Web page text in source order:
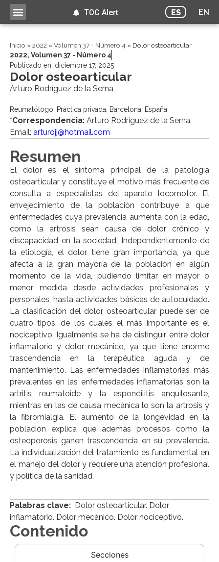
ES EN
TOC Alert
Inicio »2022 »Volumen 37 - Número 4 » Dolor osteoarticular
2022, Volumen 37 - Número 4
Publicado en: diciembre 17, 2025
Dolor osteoarticular
Arturo Rodríguez de la Serna
Reumatólogo, Práctica privada, Barcelona, España
*Correspondencia: Arturo Rodríguez de la Serna.
Email: arturojj@hotmail.com
Resumen
El dolor es el síntoma principal de la patología
osteoarticular y constituye el motivo más frecuente de
consulta a especialistas del aparato locomotor. El
envejecimiento de la población contribuye a que
enfermedades cuya prevalencia aumenta con la edad,
como la artrosis sean causa de dolor crónico y
discapacidad en la sociedad. Independientemente de
la etiología, el dolor tiene gran importancia, ya que
afecta a la gran mayoría de la población en algún
momento de la vida, pudiendo limitar en mayor o
menor medida desde actividades profesionales y
personales, hasta actividades básicas de autocuidado.
La clasificación del dolor osteoarticular puede ser de
cuatro tipos, de los cuales el más importante es el
nociceptivo. Igualmente se ha de distinguir entre dolor
inflamatorio y dolor mecánico, ya que tiene enorme
trascendencia en la terapéutica aguda y de
mantenimiento. Las enfermedades inflamatorias más
prevalentes en las enfermedades inflamatorias son la
artritis reumatoide y la espondilitis anquilosante,
mientras en las de causa mecánica lo son la artrosis y
la fibromialgia. El aumento de la longevidad en la
población explica que además procesos como la
osteoporosis ganen trascendencia en su prevalencia.
La individualización del tratamiento es fundamental en
el manejo del dolor y requiere una atención profesional
y política de la sanidad.
Palabras clave: Dolor osteoarticular. Dolor
inflamatorio. Dolor mecánico. Dolor nociceptivo.
Contenido
Secciones